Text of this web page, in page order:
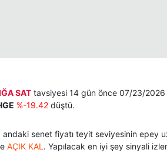
SAT tavsiyesi 14 gün önce 07/23/2026
%-19.42 düştü.
andaki senet fiyatı teyit seviyesinin epey
AÇIK KAL . Yapılacak en iyi şey sinyali